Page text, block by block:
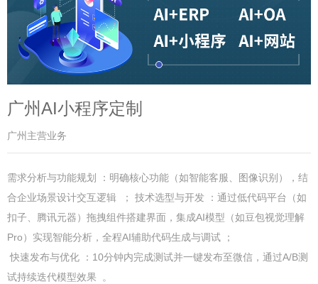
广州AI小程序定制
广州主营业务
需求分析与功能规划 ：明确核心功能（如智能客服、图像识别），结
合企业场景设计交互逻辑 ； 技术选型与开发 ：通过低代码平台（如
扣子、腾讯元器）拖拽组件搭建界面，集成AI模型（如豆包视觉理解
Pro）实现智能分析，全程AI辅助代码生成与调试 ；
快速发布与优化 ：10分钟内完成测试并一键发布至微信，通过A/B测
试持续迭代模型效果 。